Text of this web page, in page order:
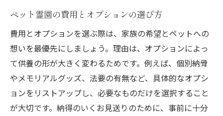
ペット霊園の費用とオプションの選び方
費用とオプションを選ぶ際は、家族の希望とペットへの
想いを最優先にしましょう。理由は、オプションによっ
て供養の形が大きく変わるためです。例えば、個別納骨
やメモリアルグッズ、法要の有無など、具体的なオプシ
ョンをリストアップし、必要なものだけを選択すること
が大切です。納得のいくお見送りのために、事前に十分